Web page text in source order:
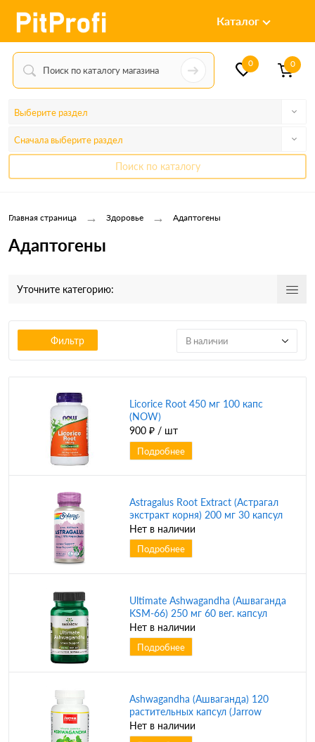
Каталог
0 0
Выберите раздел
Сначала выберите раздел
Поиск по каталогу
Главная страница → Здоровье → Адаптогены
Адаптогены
Уточните категорию:
Фильтр В наличии
Licorice Root 450 мг 100 капс
(NOW)
900 ₽ / шт
Подробнее
Astragalus Root Extract (Астрагал
экстракт корня) 200 мг 30 капсул
(Solaray)
Нет в наличии
Подробнее
Ultimate Ashwagandha (Ашваганда
KSM-66) 250 мг 60 вег. капсул
(Swanson)
Нет в наличии
Подробнее
Ashwagandha (Ашваганда) 120
растительных капсул (Jarrow
Formulas)
Нет в наличии